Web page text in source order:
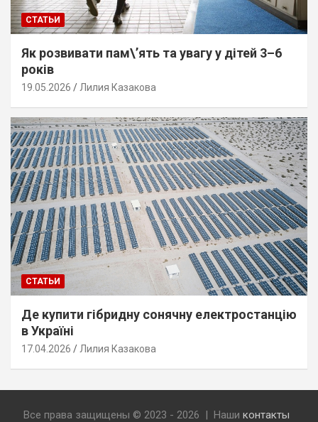
СТАТЬИ
Як розвивати пам\’ять та увагу у дітей 3–6
років
19.05.2026 Лилия Казакова
СТАТЬИ
Де купити гібридну сонячну електростанцію
в Україні
17.04.2026 Лилия Казакова
Все права защищены © 2023 - 2026 | Наши контакты